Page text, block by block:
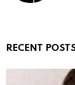
RECENT